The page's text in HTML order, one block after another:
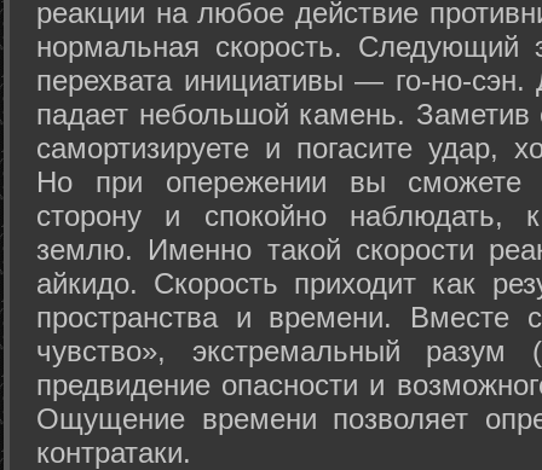
реакции на любое действие
нормальная скорость.
перехвата инициативы — го-но-
падает небольшой камень.
самортизируете и погасите удар,
Но при опережении вы сможете
сторону и спокойно наблюдать,
землю. Именно такой скорости
айкидо. Скорость приходит как
пространства и времени. Вместе
чувство», экстремальный разум
предвидение опасности и
Ощущение времени позволяет
контратаки.